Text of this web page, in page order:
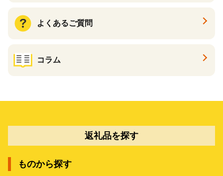
よくあるご質問
コラム
返礼品を探す
ものから探す